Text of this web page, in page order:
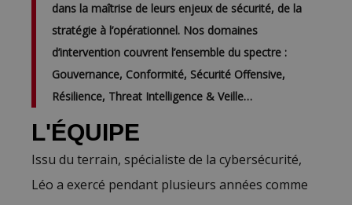
dans la maîtrise de leurs enjeux de sécurité, de la
stratégie à l’opérationnel. Nos domaines
d’intervention couvrent l’ensemble du spectre :
Gouvernance, Conformité, Sécurité Offensive,
Résilience, Threat Intelligence & Veille…
L'ÉQUIPE
Issu du terrain, spécialiste de la cybersécurité,
Léo a exercé pendant plusieurs années comme